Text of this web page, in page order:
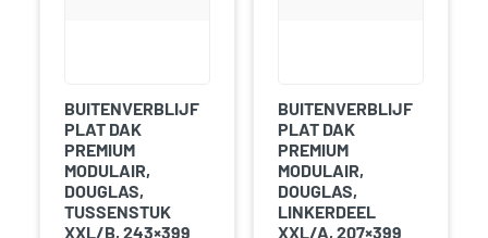
BUITENVERBLIJF
PLAT DAK
PREMIUM
MODULAIR,
DOUGLAS,
TUSSENSTUK
XXL/B, 243×399
BUITENVERBLIJF
PLAT DAK
PREMIUM
MODULAIR,
DOUGLAS,
LINKERDEEL
XXL/A, 207×399